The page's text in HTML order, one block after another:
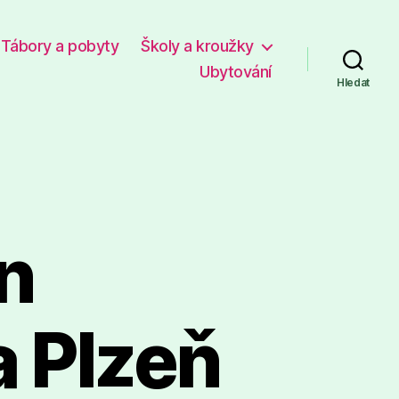
Tábory a pobyty
Školy a kroužky
Ubytování
Hledat
Plzeň